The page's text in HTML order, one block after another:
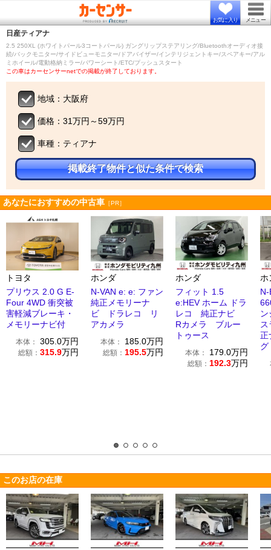
お気に入り メニュー
日産ティアナ
2.5 250XL (ホワイトパール3コートパール) ガングリップステアリング/Bluetoothオーディオ接
続/バックモニター/サイドビューモニター/ドアバイザー/インテリジェントキー/スペアキー/アル
ミホイール/電動格納ミラー/パワーシート/ETC/プッシュスタート
この車はカーセンサーnetでの掲載が終了しております。
地域：大阪府
価格：31万円～59万円
車種：ティアナ
掲載終了物件と似た条件で検索
あなたにおすすめの中古車 ［PR］
トヨタ
プリウス 2.0 G E-
Four 4WD 衝突被
害軽減ブレーキ・
メモリーナビ付
本体： 305.0万円
総額： 315.9万円
ホンダ
N-VAN e: e: ファン
純正メモリーナ
ビ ドラレコ リ
アカメラ
本体： 185.0万円
総額： 195.5万円
ホンダ
フィット 1.5
e:HEV ホーム ドラ
レコ 純正ナビ
Rカメラ ブルー
トゥース
本体： 179.0万円
総額： 192.3万円
ホ
このお店の在庫